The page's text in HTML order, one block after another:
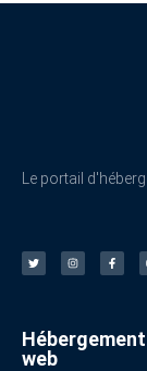
Le portail
Hébergement
web